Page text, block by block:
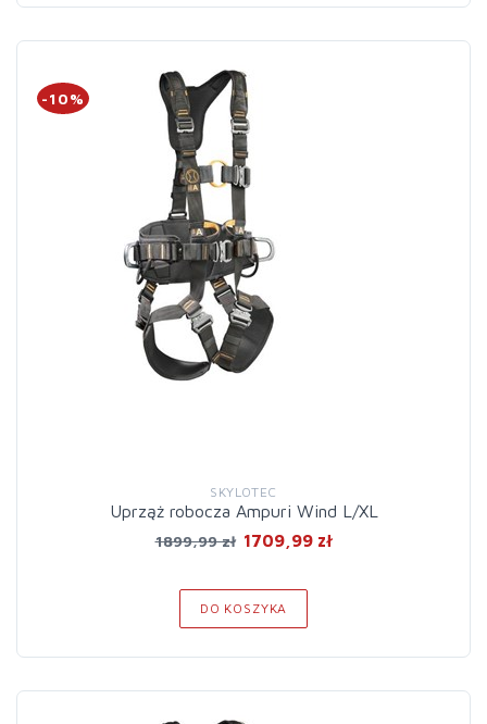
-10%
SKYLOTEC
Uprząż robocza Ampuri Wind L/XL
1899,99 zł 1709,99 zł
DO KOSZYKA